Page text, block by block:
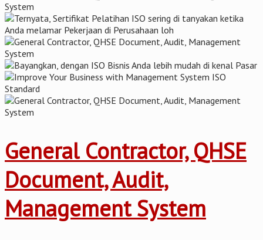
General Contractor, QHSE
Document, Audit,
Management System